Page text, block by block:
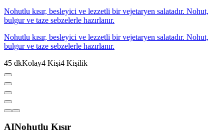
Nohutlu kısır, besleyici ve lezzetli bir vejetaryen salatadır. Nohut,
bulgur ve taze sebzelerle hazırlanır.
Nohutlu kısır, besleyici ve lezzetli bir vejetaryen salatadır. Nohut,
bulgur ve taze sebzelerle hazırlanır.
45 dkKolay4 Kişi4 Kişilik
AINohutlu Kısır